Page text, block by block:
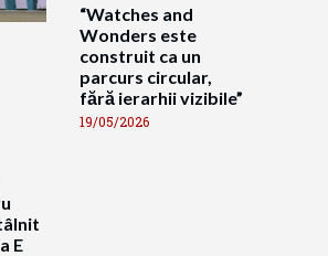
E
“Watches and
Wonders este
construit ca un
parcurs circular,
fără ierarhii vizibile”
19/05/2026